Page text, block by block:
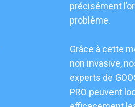
précisément
problème.
Grâce à cette
non invasive,
experts de
PRO peuvent